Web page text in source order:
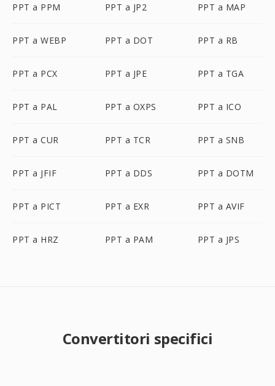
PPT a PPM PPT a JP2 PPT a MAP
PPT a WEBP PPT a DOT PPT a RB
PPT a PCX PPT a JPE PPT a TGA
PPT a PAL PPT a OXPS PPT a ICO
PPT a CUR PPT a TCR PPT a SNB
PPT a JFIF PPT a DDS PPT a DOTM
PPT a PICT PPT a EXR PPT a AVIF
PPT a HRZ PPT a PAM PPT a JPS
Convertitori specifici